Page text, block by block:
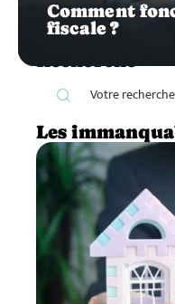
Comment
fiscale ?
Recherche
Les